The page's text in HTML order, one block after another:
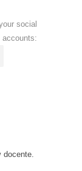
social
accounts:
docente.